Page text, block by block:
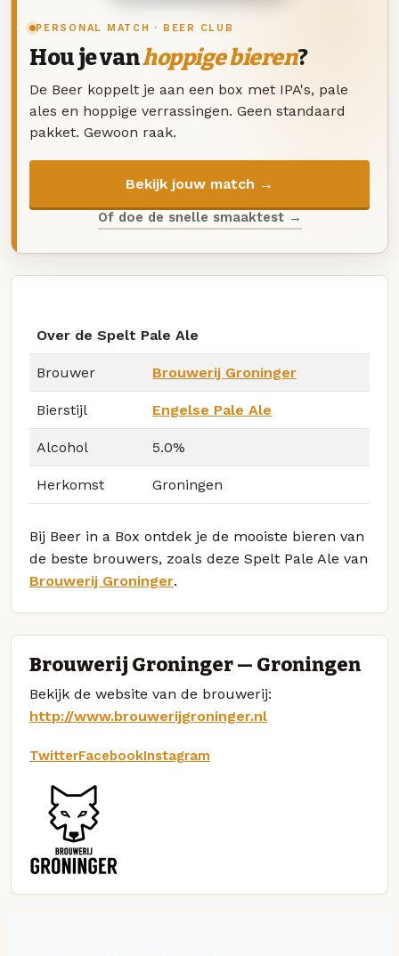
PERSONAL MATCH · BEER CLUB
Hou je vanhoppige bieren?
De Beer koppelt je aan een box met IPA's, pale
ales en hoppige verrassingen. Geen standaard
pakket. Gewoon raak.
Bekijk jouw match →
Of doe de snelle smaaktest →
Over de Spelt Pale Ale
Brouwer Brouwerij Groninger
Bierstijl Engelse Pale Ale
Alcohol 5.0%
Herkomst Groningen
Bij Beer in a Box ontdek je de mooiste bieren van
de beste brouwers, zoals deze Spelt Pale Ale van
Brouwerij Groninger.
Brouwerij Groninger — Groningen
Bekijk de website van de brouwerij:
http://www.brouwerijgroninger.nl
TwitterFacebookInstagram